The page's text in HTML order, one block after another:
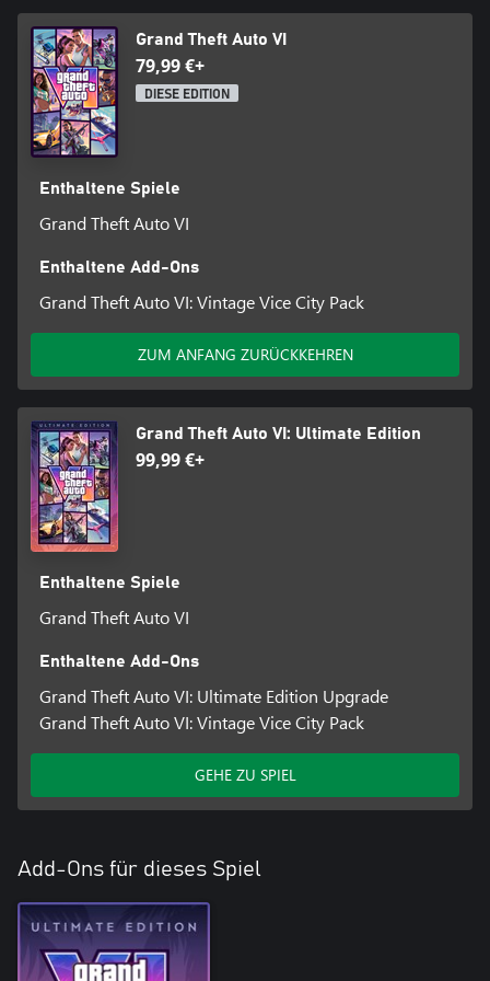
Grand Theft Auto VI
79,99 €+
DIESE EDITION
Enthaltene Spiele
Grand Theft Auto VI
Enthaltene Add-Ons
Grand Theft Auto VI: Vintage Vice City Pack
ZUM ANFANG ZURÜCKKEHREN
Grand Theft Auto VI: Ultimate Edition
99,99 €+
Enthaltene Spiele
Grand Theft Auto VI
Enthaltene Add-Ons
Grand Theft Auto VI: Ultimate Edition Upgrade
Grand Theft Auto VI: Vintage Vice City Pack
GEHE ZU SPIEL
Add-Ons für dieses Spiel